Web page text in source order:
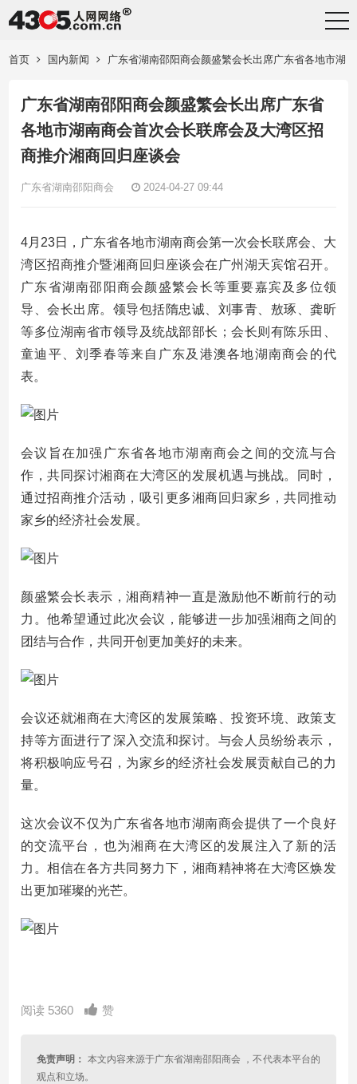
首页 国内新闻
广东省湖南邵阳商会颜盛繁会长出席广东省各地市湖
广东省湖南邵阳商会颜盛繁会长出席广东省
各地市湖南商会首次会长联席会及大湾区招
商推介湘商回归座谈会
广东省湖南邵阳商会 2024-04-27 09:44
4月23日，广东省各地市湖南商会第一次会长联席会、大
湾区招商推介暨湘商回归座谈会在广州湖天宾馆召开。
广东省湖南邵阳商会颜盛繁会长等重要嘉宾及多位领
导、会长出席。领导包括隋忠诚、刘事青、敖琢、龚昕
等多位湖南省市领导及统战部部长；会长则有陈乐田、
童迪平、刘季春等来自广东及港澳各地湖南商会的代
表。
会议旨在加强广东省各地市湖南商会之间的交流与合
作，共同探讨湘商在大湾区的发展机遇与挑战。同时，
通过招商推介活动，吸引更多湘商回归家乡，共同推动
家乡的经济社会发展。
颜盛繁会长表示，湘商精神一直是激励他不断前行的动
力。他希望通过此次会议，能够进一步加强湘商之间的
团结与合作，共同开创更加美好的未来。
会议还就湘商在大湾区的发展策略、投资环境、政策支
持等方面进行了深入交流和探讨。与会人员纷纷表示，
将积极响应号召，为家乡的经济社会发展贡献自己的力
量。
这次会议不仅为广东省各地市湖南商会提供了一个良好
的交流平台，也为湘商在大湾区的发展注入了新的活
力。相信在各方共同努力下，湘商精神将在大湾区焕发
出更加璀璨的光芒。
阅读 5360 赞
免责声明： 本文内容来源于广东省湖南邵阳商会 ，不代表本平台的
观点和立场。